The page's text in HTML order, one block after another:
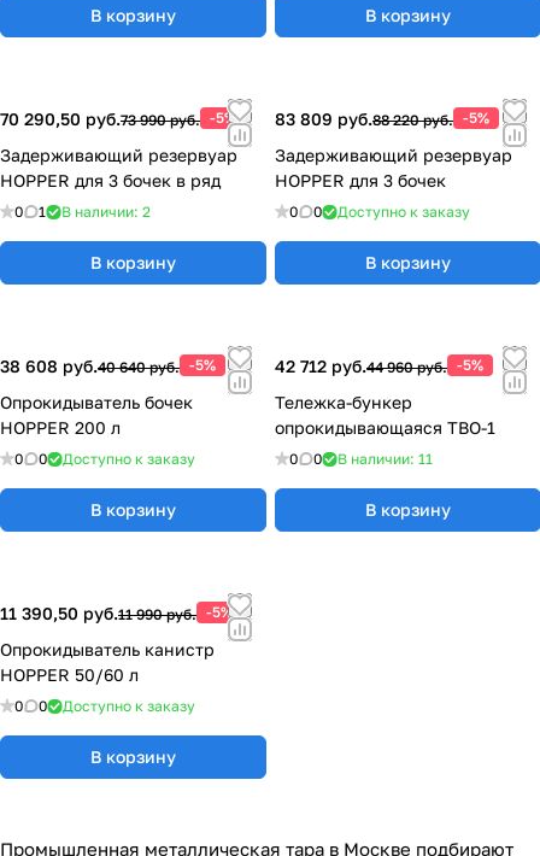
В корзину В корзину
70 290,50 руб.73 990 руб. -5%
Задерживающий резервуар
HOPPER для 3 бочек в ряд
0 1 В наличии: 2
В корзину
83 809 руб.88 220 руб. -5%
Задерживающий резервуар
HOPPER для 3 бочек
0 0 Доступно к заказу
В корзину
38 608 руб.40 640 руб. -5%
Опрокидыватель бочек
HOPPER 200 л
0 0 Доступно к заказу
В корзину
42 712 руб.44 960 руб. -5%
Тележка-бункер
опрокидывающаяся ТВО-1
0 0 В наличии: 11
В корзину
11 390,50 руб.11 990 руб. -5%
Опрокидыватель канистр
HOPPER 50/60 л
0 0 Доступно к заказу
В корзину
Промышленная металлическая тара в Москве подбирают